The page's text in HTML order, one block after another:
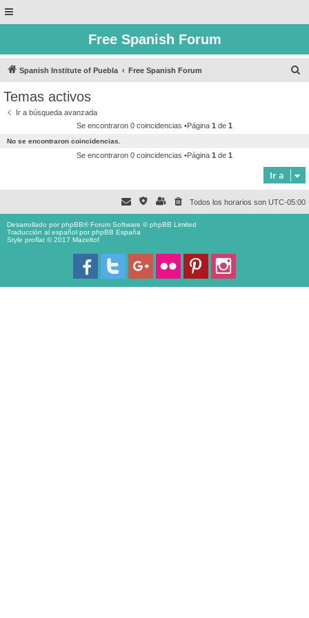
Free Spanish Forum
Spanish Institute of Puebla Free Spanish Forum
Temas activos
Ir a búsqueda avanzada
Se encontraron 0 coincidencias •Página 1 de 1
No se encontraron coincidencias.
Se encontraron 0 coincidencias •Página 1 de 1
Ir a
Todos los horarios son UTC-05:00
Desarrollado porphpBB® Forum Software © phpBB Limited
Traducción al español porphpBB España
Style proflat © 2017 Mazeltof